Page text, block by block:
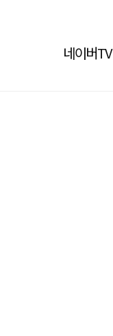
네이버TV